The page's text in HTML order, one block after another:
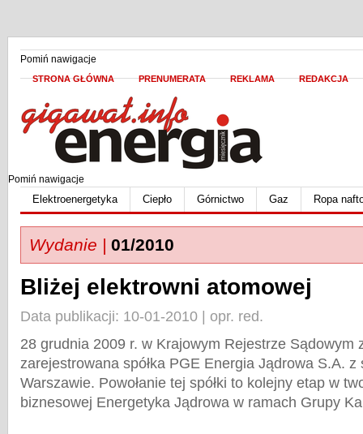
Pomiń nawigacje
STRONA GŁÓWNA PRENUMERATA REKLAMA REDAKCJA
Pomiń nawigacje
Elektroenergetyka Ciepło Górnictwo Gaz Ropa
Wydanie | 01/2010
Bliżej elektrowni atomowej
Data publikacji: 10-01-2010 | opr. red.
28 grudnia 2009 r. w Krajowym Rejestrze Sądowym
zarejestrowana spółka PGE Energia Jądrowa S.A. z
Warszawie. Powołanie tej spółki to kolejny etap w
biznesowej Energetyka Jądrowa w ramach Grupy